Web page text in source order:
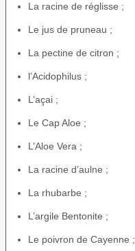
La racine de réglisse ;
Le jus de pruneau ;
La pectine de citron ;
l’Acidophilus ;
L’açai ;
Le Cap Aloe ;
L’Aloe Vera ;
La racine d’aulne ;
La rhubarbe ;
L’argile Bentonite ;
Le poivron de Cayenne ;